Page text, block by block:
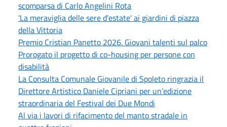
scomparsa di Carlo Angelini Rota
'La meraviglia delle sere d'estate' ai giardini di piazza
della Vittoria
Premio Cristian Panetto 2026. Giovani talenti sul palco
Prorogato il progetto di co-housing per persone con
disabilità
La Consulta Comunale Giovanile di Spoleto ringrazia il
Direttore Artistico Daniele Cipriani per un’edizione
straordinaria del Festival dei Due Mondi
Al via i lavori di rifacimento del manto stradale in